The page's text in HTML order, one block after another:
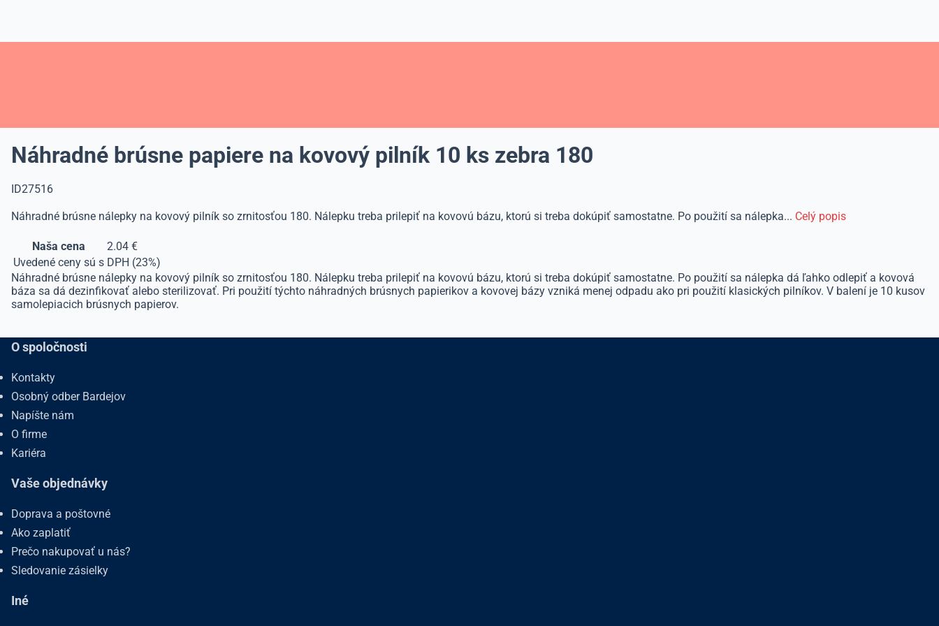
Náhradné brúsne papiere na kovový pilník 10 ks zebra 180
ID27516
Náhradné brúsne nálepky na kovový pilník so zrnitosťou 180. Nálepku treba prilepiť na kovovú bázu, ktorú si treba dokúpiť samostatne. Po použití sa nálepka... Celý popis
Naša cena
2.04 €
Uvedené ceny sú s DPH (23%)
Náhradné brúsne nálepky na kovový pilník so zrnitosťou 180. Nálepku treba prilepiť na kovovú bázu, ktorú si treba dokúpiť samostatne. Po použití sa nálepka dá ľahko odlepiť a kovová
báza sa dá dezinfikovať alebo sterilizovať. Pri použití týchto náhradných brúsnych papierikov a kovovej bázy vzniká menej odpadu ako pri použití klasických pilníkov. V balení je 10 kusov
samolepiacich brúsnych papierov.
O spoločnosti
Kontakty
Osobný odber Bardejov
Napíšte nám
O firme
Kariéra
Vaše objednávky
Doprava a poštovné
Ako zaplatiť
Prečo nakupovať u nás?
Sledovanie zásielky
Iné